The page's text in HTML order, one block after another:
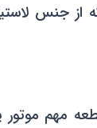
جنس
206 اینه که